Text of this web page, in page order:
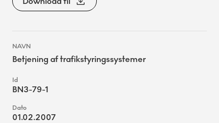
Betjening af trafikstyringssystemer
BN3-79-1
01.02.2007